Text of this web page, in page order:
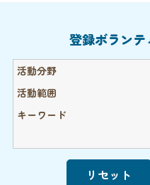
登録ボラン
活動分野
活動範囲
キーワード